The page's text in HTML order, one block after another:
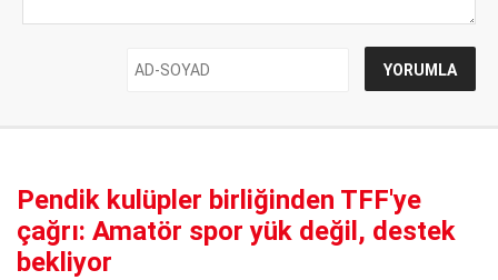
Pendik kulüpler birliğinden TFF'ye
çağrı: Amatör spor yük değil, destek
bekliyor